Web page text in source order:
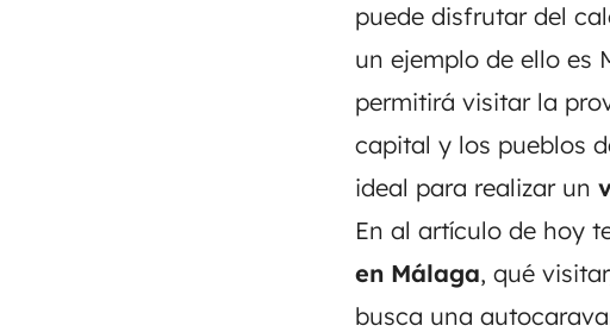
puede disfrutar del
un ejemplo de ello es
permitirá visitar la
capital y los pueblos
ideal para realizar un
En al artículo de hoy
en Málaga, qué
busca una